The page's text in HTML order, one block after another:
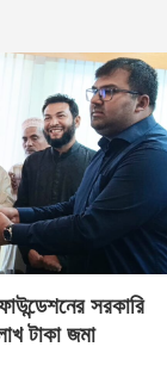
সরকারি
টাকা জমা